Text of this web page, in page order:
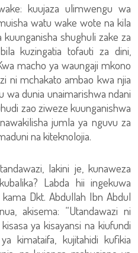
kuujaza ulimwengu wa
watu wake wote na kila
shughuli zake za
kuzingatia tofauti za dini,
macho ya waungaji mkono
ni mchakato ambao kwa njia
wa dunia unaimarishwa ndani
zao ziweze kuunganishwa
jumla ya nguvu za
na kiteknolojia.
lakini je, kunaweza
Labda hii ingekuwa
Dkt. Abdullah Ibn Abdul
akisema: “Utandawazi ni
ya kisayansi na kiufundi
kimataifa, kujitahidi kufikia